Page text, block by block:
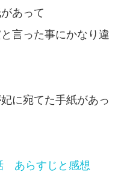
あって
言った事にかなり違
に宛てた手紙があっ
あらすじと感想